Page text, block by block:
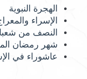
الهجرة النبوية
الإسراء
النصف من
شهر رمضان
عاشوراء في